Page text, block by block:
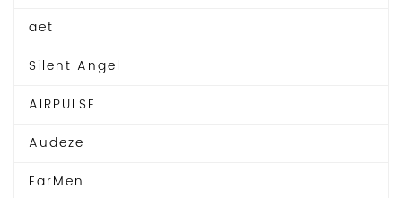
aet
Silent Angel
AIRPULSE
Audeze
EarMen